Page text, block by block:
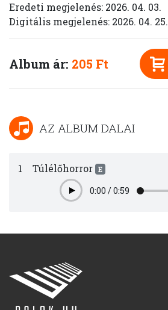
Eredeti megjelenés: 2026. 04. 03.
Digitális megjelenés: 2026. 04. 25.
Album ár: 205 Ft
AZ ALBUM DALAI
1 Túlélőhorror E
Play0:00 /0:59